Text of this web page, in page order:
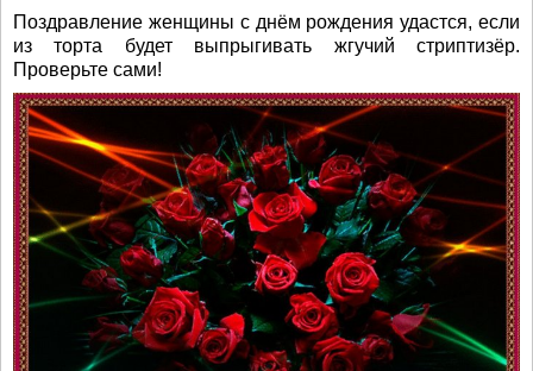
Поздравление женщины с днём рождения удастся, если
из торта будет выпрыгивать жгучий стриптизёр.
Проверьте сами!